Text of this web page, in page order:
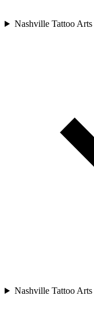
Nashville Tattoo
Nashville Tattoo